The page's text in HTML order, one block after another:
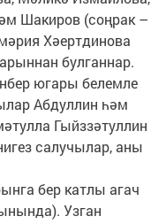
Шакиров (соңрак –
Хәертдинова
булганнар.
югары белемле
Абдуллин һәм
Гыйззәтуллин
салучылар, аны
бер катлы агач
Узган